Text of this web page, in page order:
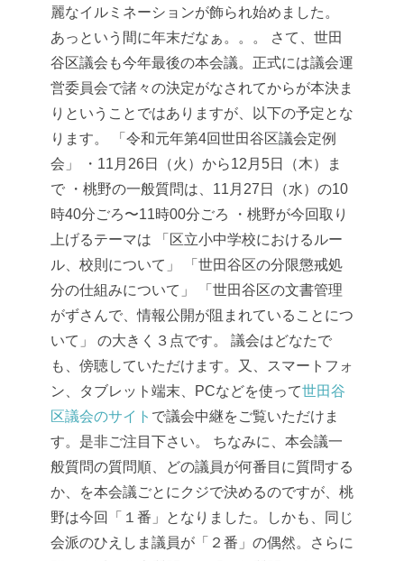
麗なイルミネーションが飾られ始めました。
あっという間に年末だなぁ。。。
さて、世田
谷区議会も今年最後の本会議。正式には議会運
営委員会で諸々の決定がなされてからが本決ま
りということではありますが、以下の予定とな
ります。
「令和元年第4回世田谷区議会定例
会」
・11月26日（火）から12月5日（木）ま
で
・桃野の一般質問は、11月27日（水）の10
時40分ごろ〜11時00分ごろ
・桃野が今回取り
上げるテーマは
「区立小中学校におけるルー
ル、校則について」
「世田谷区の分限懲戒処
分の仕組みについて」
「世田谷区の文書管理
がずさんで、情報公開が阻まれていることにつ
いて」
の大きく３点です。
議会はどなたで
も、傍聴していただけます。又、スマートフォ
ン、タブレット端末、PCなどを使って世田谷
区議会のサイト で議会中継をご覧いただけま
す。是非ご注目下さい。
ちなみに、本会議一
般質問の質問順、どの議員が何番目に質問する
か、を本会議ごとにクジで決めるのですが、桃
野は今回「１番」となりました。しかも、同じ
会派のひえしま議員が「２番」の偶然。さらに